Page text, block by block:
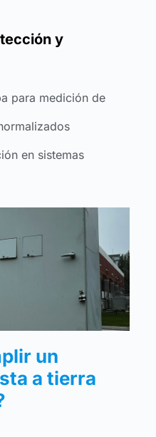
y
para medición de
en sistemas
un
a tierra